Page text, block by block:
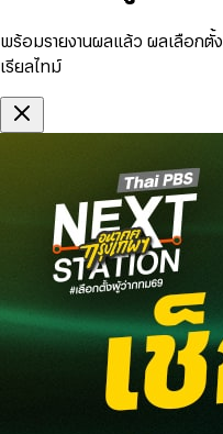
พร้อมรายงานผลแล้ว ผลเลือกตั้
เรียลไทม์